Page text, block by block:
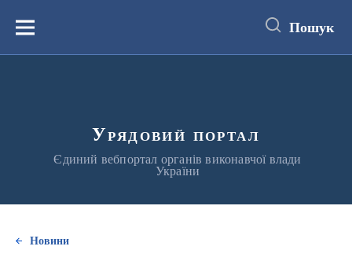
вмістуМеню Пошук
Урядовий портал
Єдиний вебпортал органів виконавчої влади
України
Новини